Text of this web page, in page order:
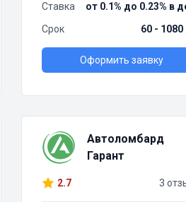
Ставка
от 0.1% до 0.23% в
Срок
60 - 1080
Оформить заявку
Автоломбард
Гарант
2.7 3